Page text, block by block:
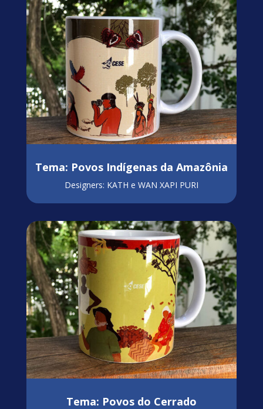
Tema: Povos Indígenas da Amazônia
Designers: KATH e WAN XAPI PURI
Tema: Povos do Cerrado